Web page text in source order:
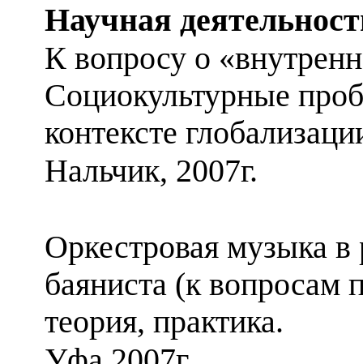
Научная
К вопросу о
Социокультурные
контексте
Нальчик, 2007г.
Оркестровая музыка в
баяниста (к вопросам
теория, практика.